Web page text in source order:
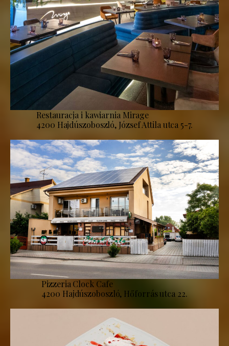
Restauracja i kawiarnia Mirage
4200 Hajdúszoboszló, József Attila utca 5-7.
Pizzeria Clock Cafe
4200 Hajdúszoboszló, Hőforrás utca 22.